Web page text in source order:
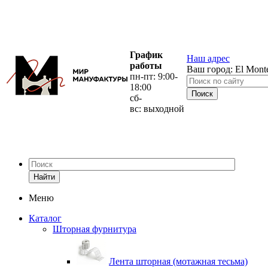
График
работы
пн-пт: 9:00-
18:00
сб-
вс: выходной
Наш адрес
Ваш город: El
Найти
Меню
Каталог
Шторная фурнитура
Лента шторная (мотажная тесьма)